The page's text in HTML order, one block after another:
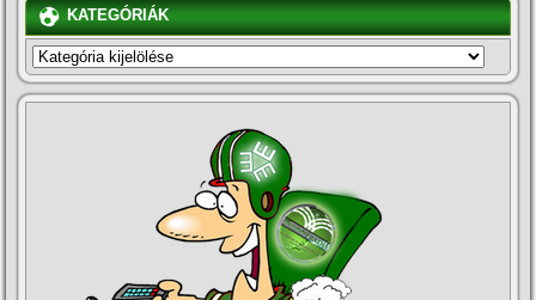
KATEGÓRIÁK
KATEGÓRIÁK